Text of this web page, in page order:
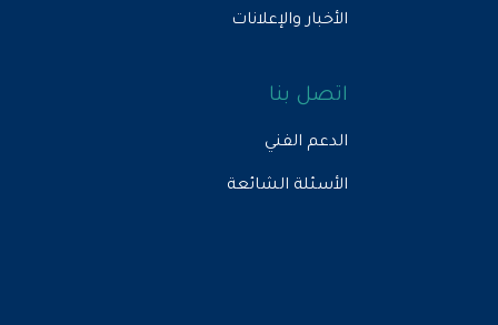
الأخبار والإعلانات
اتصل بنا
الدعم الفني
الأسئلة الشائعة